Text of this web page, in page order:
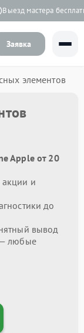
мастера бесплатно
Заявка
элементов
Apple от 20
акции и
до
вывод
— любые